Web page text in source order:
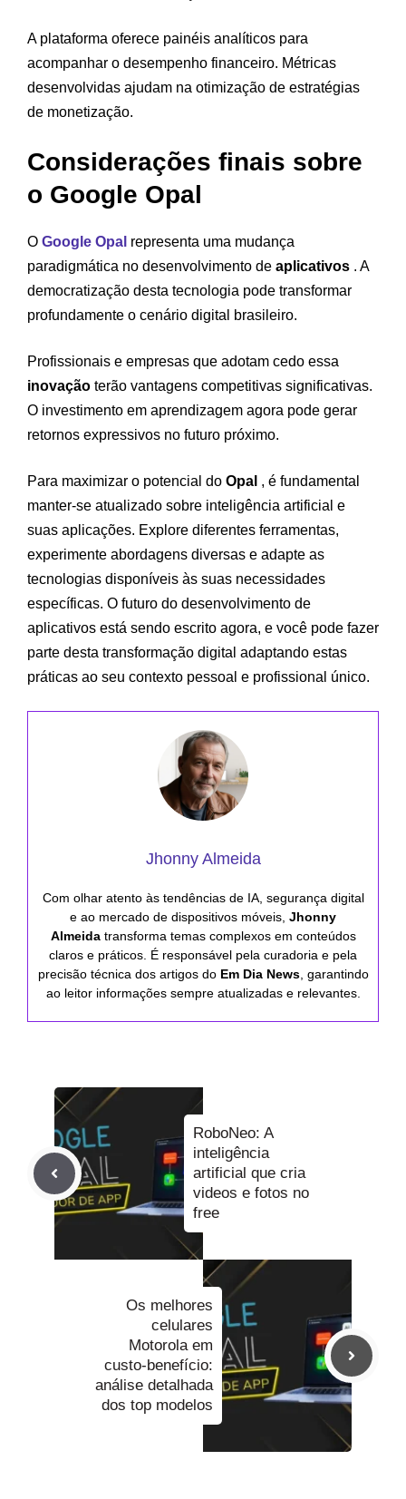
A plataforma oferece painéis analíticos para
acompanhar o desempenho financeiro. Métricas
desenvolvidas ajudam na otimização de estratégias
de monetização.
Considerações finais sobre
o Google Opal
O Google Opal representa uma mudança
paradigmática no desenvolvimento de aplicativos . A
democratização desta tecnologia pode transformar
profundamente o cenário digital brasileiro.
Profissionais e empresas que adotam cedo essa
inovação terão vantagens competitivas significativas.
O investimento em aprendizagem agora pode gerar
retornos expressivos no futuro próximo.
Para maximizar o potencial do Opal , é fundamental
manter-se atualizado sobre inteligência artificial e
suas aplicações. Explore diferentes ferramentas,
experimente abordagens diversas e adapte as
tecnologias disponíveis às suas necessidades
específicas. O futuro do desenvolvimento de
aplicativos está sendo escrito agora, e você pode fazer
parte desta transformação digital adaptando estas
práticas ao seu contexto pessoal e profissional único.
Jhonny Almeida
Com olhar atento às tendências de IA, segurança digital
e ao mercado de dispositivos móveis, Jhonny
Almeidatransforma temas complexos em conteúdos
claros e práticos. É responsável pela curadoria e pela
precisão técnica dos artigos do Em Dia News, garantindo
ao leitor informações sempre atualizadas e relevantes.
RoboNeo: A
inteligência
artificial que cria
videos e fotos no
free
Os melhores
celulares
Motorola em
custo-benefício:
análise detalhada
dos top modelos